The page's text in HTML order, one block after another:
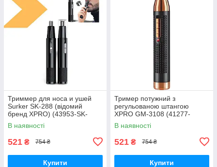
Триммер для носа и ушей
Surker SK-288 (відомий
бренд XPRO) (43953-SK-
288_158)
В наявності
521 ₴ 754 ₴
Купити
Тример потужний з
регульованою штангою
XPRO GM-3108 (41277-
3108_165)
В наявності
521 ₴ 754 ₴
Купити